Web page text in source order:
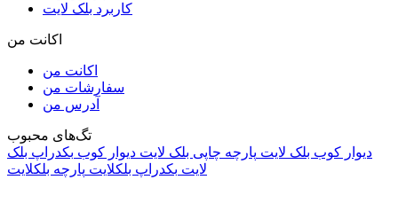
کاربرد بلک لایت
اکانت من
اکانت من
سفارشات من
آدرس من
تگ‌های محبوب
دیوار کوب بلک لایت پارچه چاپی بلک لایت دیوار کوب بکدراپ بلک
لایت بکدراپ بلکلایت پارچه بلکلایت